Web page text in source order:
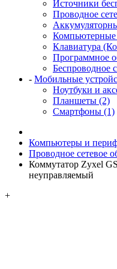
Источники
Проводное
Компьютерные
Клавиатура
Программное
Беспроводное
- Мобильные
Ноутбуки и
Планшеты (2)
Смартфоны (1)
Компьютеры и
Проводное сетевое
Коммутатор Zyxel
неуправляемый
+